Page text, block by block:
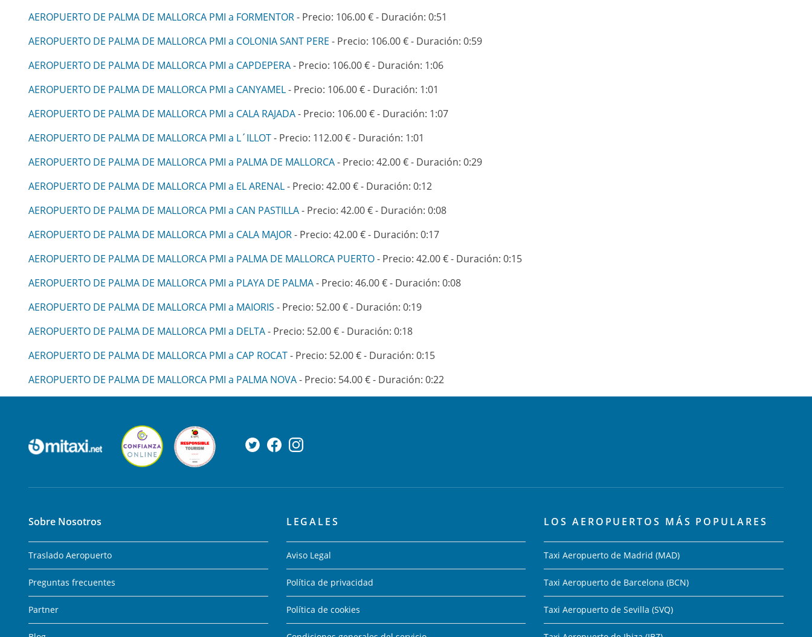
AEROPUERTO DE PALMA DE MALLORCA PMI a FORMENTOR- Precio: 106.00 € - Duración: 0:51
AEROPUERTO DE PALMA DE MALLORCA PMI a COLONIA SANT PERE - Precio: 106.00 € - Duración: 0:59
AEROPUERTO DE PALMA DE MALLORCA PMI a CAPDEPERA- Precio: 106.00 € - Duración: 1:06
AEROPUERTO DE PALMA DE MALLORCA PMI a CANYAMEL- Precio: 106.00 € - Duración: 1:01
AEROPUERTO DE PALMA DE MALLORCA PMI a CALA RAJADA- Precio: 106.00 € - Duración: 1:07
AEROPUERTO DE PALMA DE MALLORCA PMI a L´ILLOT- Precio: 112.00 € - Duración: 1:01
AEROPUERTO DE PALMA DE MALLORCA PMI a PALMA DE MALLORCA- Precio: 42.00 € - Duración: 0:29
AEROPUERTO DE PALMA DE MALLORCA PMI a EL ARENAL- Precio: 42.00 € - Duración: 0:12
AEROPUERTO DE PALMA DE MALLORCA PMI a CAN PASTILLA- Precio: 42.00 € - Duración: 0:08
AEROPUERTO DE PALMA DE MALLORCA PMI a CALA MAJOR- Precio: 42.00 € - Duración: 0:17
AEROPUERTO DE PALMA DE MALLORCA PMI a PALMA DE MALLORCA PUERTO- Precio: 42.00 € - Duración: 0:15
AEROPUERTO DE PALMA DE MALLORCA PMI a PLAYA DE PALMA- Precio: 46.00 € - Duración: 0:08
AEROPUERTO DE PALMA DE MALLORCA PMI a MAIORIS - Precio: 52.00 € - Duración: 0:19
AEROPUERTO DE PALMA DE MALLORCA PMI a DELTA- Precio: 52.00 € - Duración: 0:18
AEROPUERTO DE PALMA DE MALLORCA PMI a CAP ROCAT- Precio: 52.00 € - Duración: 0:15
AEROPUERTO DE PALMA DE MALLORCA PMI a PALMA NOVA- Precio: 54.00 € - Duración: 0:22
Sobre Nosotros
Traslado Aeropuerto
Preguntas frecuentes
Partner
LEGALES
Aviso Legal
Política de privacidad
Política de cookies
LOS AEROPUERTOS MÁS POPULARES
Taxi Aeropuerto de Madrid (MAD)
Taxi Aeropuerto de Barcelona (BCN)
Taxi Aeropuerto de Sevilla (SVQ)